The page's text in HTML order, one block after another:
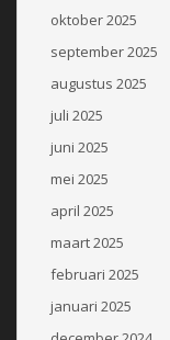
oktober 2025
september 2025
augustus 2025
juli 2025
juni 2025
mei 2025
april 2025
maart 2025
februari 2025
januari 2025